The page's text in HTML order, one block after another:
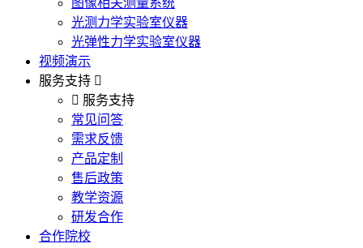
图像相关测量系统
光测力学实验室仪器
光弹性力学实验室仪器
视频演示
服务支持
服务支持
常见问答
需求反馈
产品定制
售后政策
教学资源
研发合作
合作院校